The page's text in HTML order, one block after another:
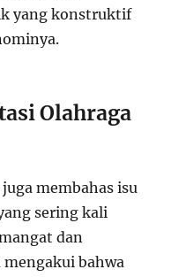
yang konstruktif
Olahraga
membahas isu
sering kali
dan
mengakui bahwa